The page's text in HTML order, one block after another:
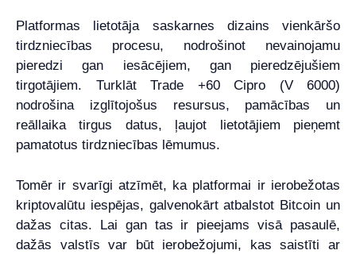
Platformas lietotāja saskarnes dizains vienkāršo
tirdzniecības procesu, nodrošinot nevainojamu
pieredzi gan iesācējiem, gan pieredzējušiem
tirgotājiem. Turklāt Trade +60 Cipro (V 6000)
nodrošina izglītojošus resursus, pamācības un
reāllaika tirgus datus, ļaujot lietotājiem pieņemt
pamatotus tirdzniecības lēmumus.
Tomēr ir svarīgi atzīmēt, ka platformai ir ierobežotas
kriptovalūtu iespējas, galvenokārt atbalstot Bitcoin un
dažas citas. Lai gan tas ir pieejams visā pasaulē,
dažās valstīs var būt ierobežojumi, kas saistīti ar